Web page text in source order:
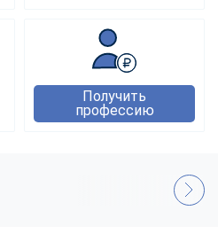
Получить
профессию